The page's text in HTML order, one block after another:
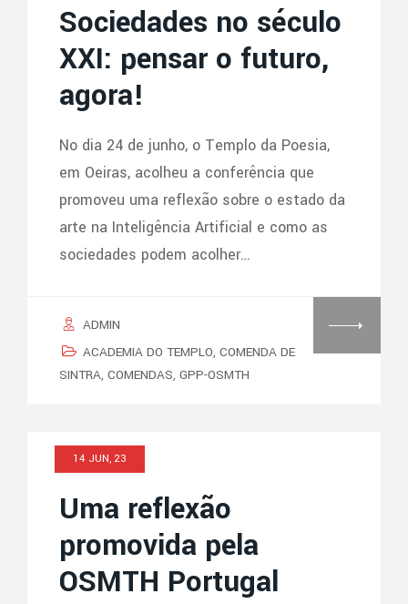
Sociedades no século
XXI: pensar o futuro,
agora!
No dia 24 de junho, o Templo da Poesia,
em Oeiras, acolheu a conferência que
promoveu uma reflexão sobre o estado da
arte na Inteligência Artificial e como as
sociedades podem acolher…
ADMIN
ACADEMIA DO TEMPLO, COMENDA DE
SINTRA, COMENDAS, GPP-OSMTH
14 JUN, 23
Uma reflexão
promovida pela
OSMTH Portugal